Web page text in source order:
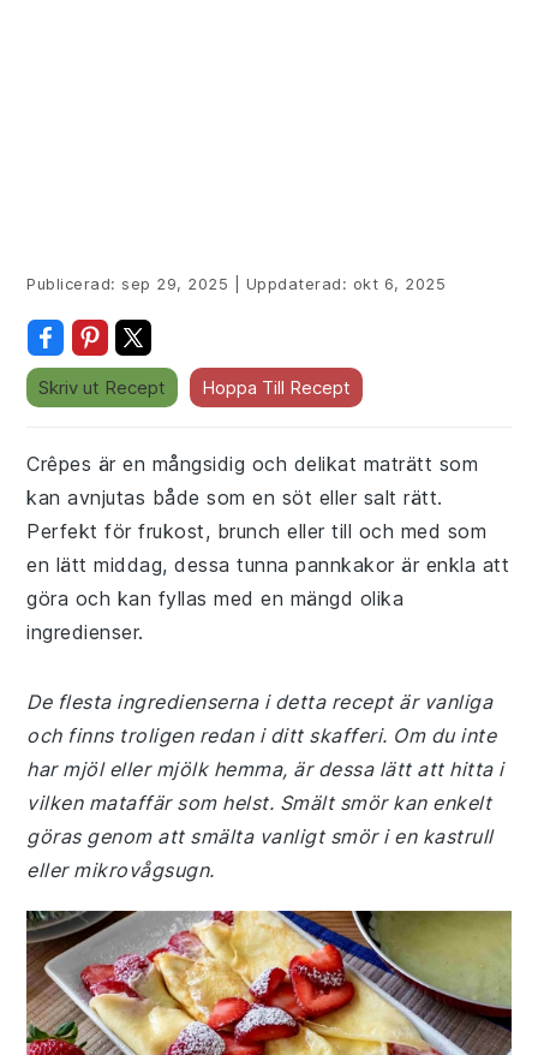
Publicerad:sep 29, 2025 Uppdaterad: okt 6, 2025
Skriv ut Recept Hoppa Till Recept
Crêpes är en mångsidig och delikat maträtt som
kan avnjutas både som en söt eller salt rätt.
Perfekt för frukost, brunch eller till och med som
en lätt middag, dessa tunna pannkakor är enkla att
göra och kan fyllas med en mängd olika
ingredienser.
De flesta ingredienserna i detta recept är vanliga
och finns troligen redan i ditt skafferi. Om du inte
har mjöl eller mjölk hemma, är dessa lätt att hitta i
vilken mataffär som helst. Smält smör kan enkelt
göras genom att smälta vanligt smör i en kastrull
eller mikrovågsugn.